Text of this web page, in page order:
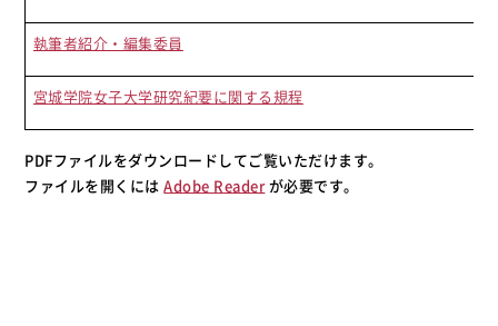
執筆者紹介・編集委員
宮城学院女子大学研究紀要に関する規程
PDFファイルをダウンロードしてご覧いただけます。
ファイルを開くにはAdobe Readerが必要です。